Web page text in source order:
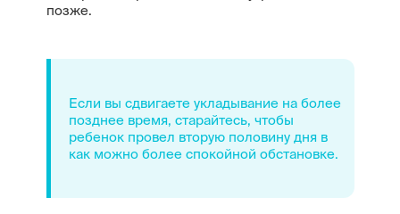
позже.
Если вы сдвигаете укладывание на более
позднее время, старайтесь, чтобы
ребенок провел вторую половину дня в
как можно более спокойной обстановке.